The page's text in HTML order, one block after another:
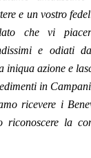
e un vostro
che vi
e odiati
iniqua azione e
in
ricevere i
riconoscere la